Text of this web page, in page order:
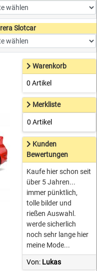
Slotcar
Warenkorb
0 Artikel
Merkliste
0 Artikel
Kunden
Bewertungen
Kaufe hier schon seit
über 5 Jahren...
immer pünktlich,
tolle bilder und
rießen Auswahl.
werde sicherlich
noch sehr lange hier
meine Mode...
Von: Lukas